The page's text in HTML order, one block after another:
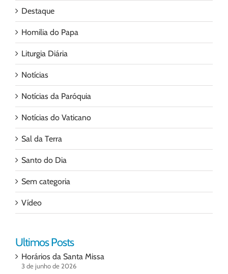
Destaque
Homilia do Papa
Liturgia Diária
Notícias
Notícias da Paróquia
Notícias do Vaticano
Sal da Terra
Santo do Dia
Sem categoria
Vídeo
Ultimos Posts
Horários da Santa Missa
3 de junho de 2026